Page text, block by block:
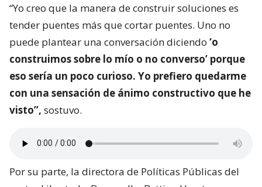
“Yo creo que la manera de construir soluciones es
tender puentes más que cortar puentes. Uno no
puede plantear una conversación diciendo ‘o
construimos sobre lo mío o no converso’ porque
eso sería un poco curioso. Yo prefiero quedarme
con una sensación de ánimo constructivo que he
visto”, sostuvo.
Por su parte, la directora de Políticas Públicas del